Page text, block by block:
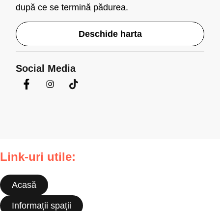
după ce se termină pădurea.
Deschide harta
Social Media
Link-uri utile:
Acasă
Informații spații